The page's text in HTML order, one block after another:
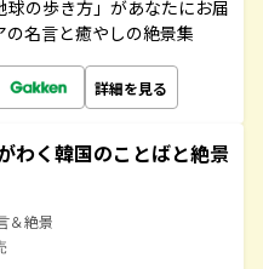
の歩き方」があなたにお届
名言と癒やしの絶景集
詳細を見る
わく韓国のことばと絶景
＆絶景